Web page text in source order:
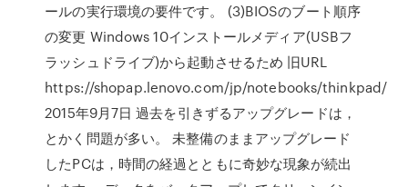
ールの実行環境の要件です。 (3)BIOSのブート順序
の変更 Windows 10インストールメディア(USBフ
ラッシュドライブ)から起動させるため 旧URL
https://shopap.lenovo.com/jp/notebooks/thinkpad/
2015年9月7日 過去を引きずるアップグレードは，
とかく問題が多い。 未整備のままアップグレード
したPCは，時間の経過とともに奇妙な現象が続出